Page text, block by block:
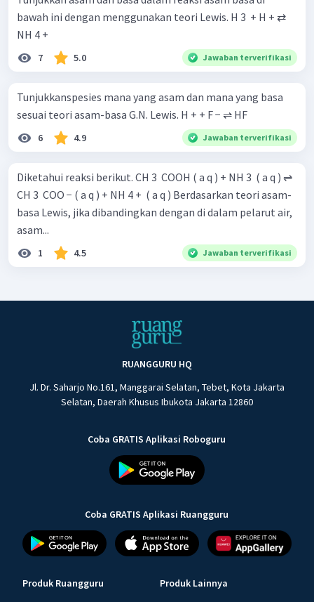
bawah ini dengan menggunakan teori Lewis. H 3 ​ + H + ⇄
NH 4 + ​
7 5.0 Jawaban terverifikasi
Tunjukkanspesies mana yang asam dan mana yang basa
sesuai teori asam-basa G.N. Lewis. H + + F − ⇌ HF
6 4.9 Jawaban terverifikasi
Diketahui reaksi berikut. CH 3 ​ COOH ( a q ) + NH 3 ​ ( a q ) ⇌
CH 3 ​ COO − ( a q ) + NH 4 + ​ ( a q ) Berdasarkan teori asam-
basa Lewis, jika dibandingkan dengan di dalam pelarut air,
asam...
1 4.5 Jawaban terverifikasi
RUANGGURU HQ
Jl. Dr. Saharjo No.161, Manggarai Selatan, Tebet, Kota Jakarta
Selatan, Daerah Khusus Ibukota Jakarta 12860
Coba GRATIS Aplikasi Roboguru
Coba GRATIS Aplikasi Ruangguru
Produk Ruangguru Produk Lainnya